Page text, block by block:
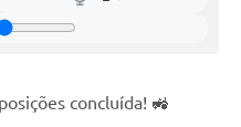
concluída! 🚜